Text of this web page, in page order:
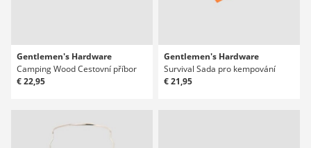
Gentlemen's Hardware
Camping Wood Cestovní příbor
€ 22,95
Gentlemen's Hardware
Survival Sada pro kempování
€ 21,95